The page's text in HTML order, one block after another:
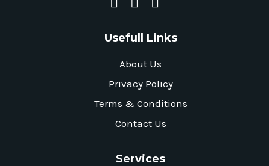
Usefull Links
About Us
Privacy Policy
Terms & Conditions
Contact Us
Services